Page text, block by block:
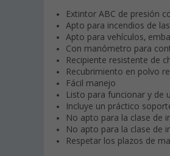
Extintor ABC de presión
Apto para incendios de
Apto para vehículos,
Con manómetro para
Recipiente resistente de
Recubrimiento en polvo
Fácil manejo
Listo para funcionar y de
Incluye un práctico
No apto para la clase de
No apto para la clase de
Respetar los plazos de